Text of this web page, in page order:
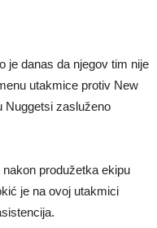
600 dana. Odmah ide na
ligu!
je danas da njegov tim nije
utakmice protiv New
Nuggetsi zasluženo
produžetka ekipu
je na ovoj utakmici